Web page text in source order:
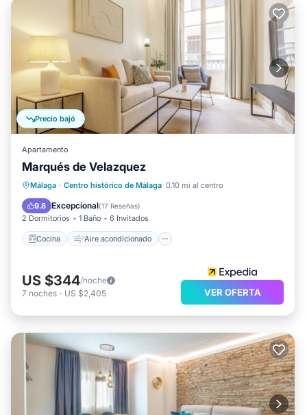
Precio bajó
Apartamento
Marqués de Velazquez
Málaga · Centro histórico de Málaga 0.10 mi al centro
9.8 Excepcional(17 Reseñas)
2 Dormitorios 1 Baño 6 Invitados
Cocina Aire acondicionado
Cocina Aire acondicionado
Internet
Se admiten mascotas
US $344/noche
7 noches - US $2,405 VER OFERTA